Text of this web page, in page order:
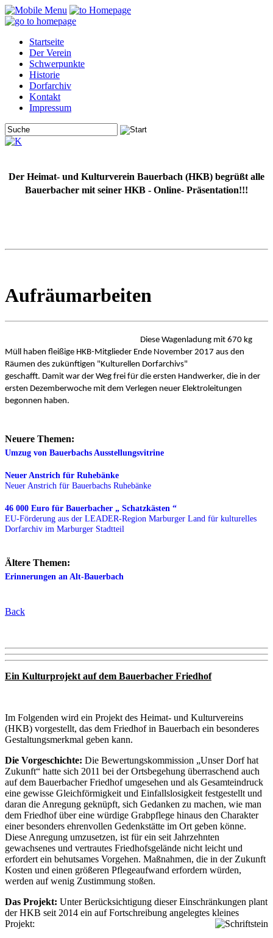
Startseite
Der Verein
Schwerpunkte
Historie
Dorfarchiv
Kontakt
Impressum
Der Heimat- und Kulturverein Bauerbach (HKB) begrüßt alle
Bauerbacher mit seiner HKB - Online- Präsentation!!!
Aufräumarbeiten
Diese Wagenladung mit 670 kg
Müll haben fleißige HKB-Mitglieder Ende November 2017 aus den
Räumen des zukünftigen "Kulturellen Dorfarchivs"
geschafft. Damit war der Weg frei für die ersten Handwerker, die in der
ersten Dezemberwoche mit dem Verlegen neuer Elektroleitungen
begonnen haben.
Neuere Themen:
Umzug von Bauerbachs Ausstellungsvitrine
Neuer Anstrich für Ruhebänke
Neuer Anstrich für Bauerbachs Ruhebänke
46 000 Euro für Bauerbacher „ Schatzkästen “
EU-Förderung aus der LEADER-Region Marburger Land für kulturelles
Dorfarchiv im Marburger Stadtteil
Ältere Themen:
Erinnerungen an Alt-Bauerbach
Back
Ein Kulturprojekt auf dem Bauerbacher Friedhof
Im Folgenden wird ein Projekt des Heimat- und Kulturvereins
(HKB) vorgestellt, das dem Friedhof in Bauerbach ein besonderes
Gestaltungsmerkmal geben kann.
Die Vorgeschichte: Die Bewertungskommission „Unser Dorf hat
Zukunft“ hatte sich 2011 bei der Ortsbegehung überraschend auch
auf dem Bauerbacher Friedhof umgesehen und als Gesamteindruck
eine gewisse Gleichförmigkeit und Einfallslosigkeit festgestellt und
daran die Anregung geknüpft, sich Gedanken zu machen, wie man
dem Friedhof über eine würdige Grabpflege hinaus den Charakter
einer besonders ehrenvollen Gedenkstätte im Ort geben könne.
Diese Anregung umzusetzen, ist für ein seit Jahrzehnten
gewachsenes und vertrautes Friedhofsgelände nicht leicht und
erfordert ein behutsames Vorgehen. Maßnahmen, die in der Zukunft
Kosten und einen größeren Pflegeaufwand erfordern würden,
werden auf wenig Zustimmung stoßen.
Das Projekt: Unter Berücksichtigung dieser Einschränkungen plant
der HKB seit 2014 ein auf Fortschreibung angelegtes kleines
Projekt: